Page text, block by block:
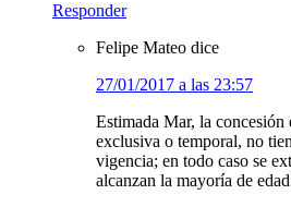
Responder
Felipe Mateo dice
27/01/2017 a las 23:57
Estimada Mar, la concesión
exclusiva o temporal, no
vigencia; en todo caso se
alcanzan la mayoría de